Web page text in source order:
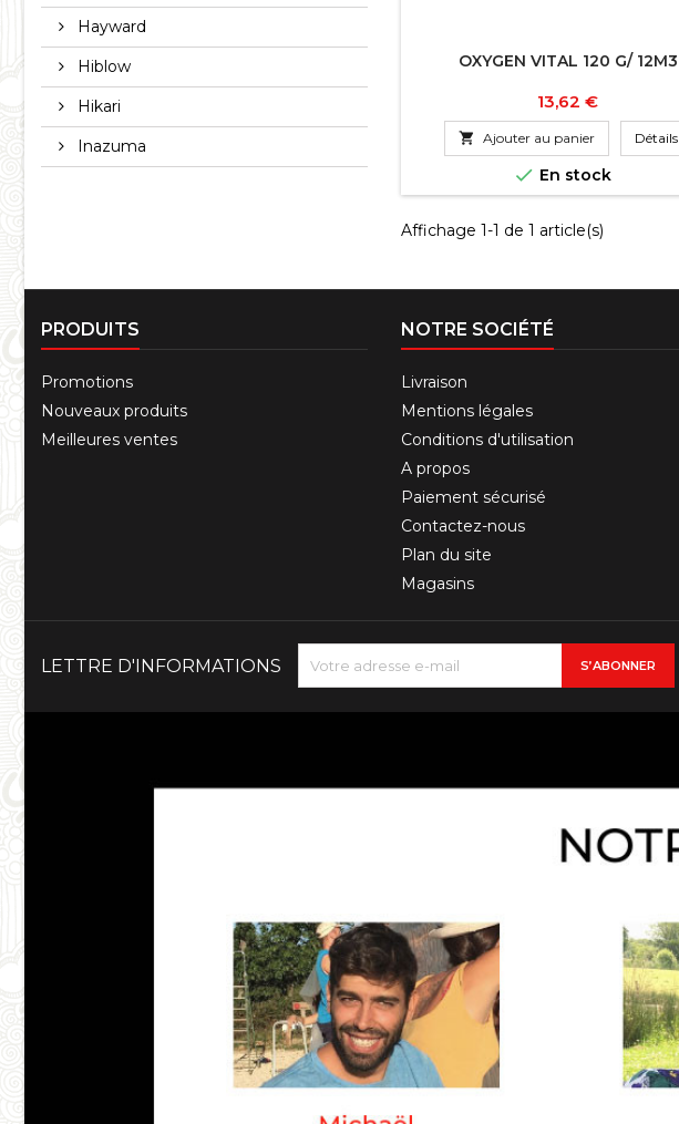
Hayward
Hiblow
Hikari
Inazuma
OXYGEN VITAL 120 G/ 12M3
Prix
13,62 €
 Ajouter au panier Détails
 En stock
Affichage 1-1 de 1 article(s)
PRODUITS
Promotions
Nouveaux produits
Meilleures ventes
NOTRE SOCIÉTÉ
Livraison
Mentions légales
Conditions d'utilisation
A propos
Paiement sécurisé
Contactez-nous
Plan du site
Magasins
LETTRE D'INFORMATIONS